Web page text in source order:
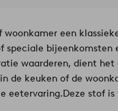
een
speciale
waarderen, dient
de keuken of de
eetervaring.Deze stof
waardoor het